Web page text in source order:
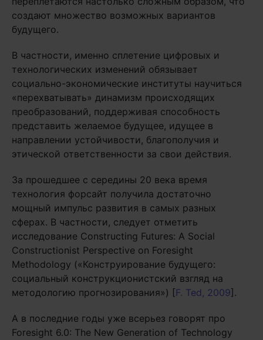
создают множество возможных вариантов
будущего.
В частности, именно сплетение цифровых и
технологических изменений обязывает
социально-экономические институты научиться
«перехватывать» динамизм происходящих
преобразований, поддерживая способность
представить желаемое будущее, идущее в
направлении устойчивости, благополучия и
этической ответственности за свои действия.
За прошедшее с середины 20 века время
технология форсайт получила достаточно
мощный импульс развития в самых разных
сферах. В частности, следует отметить
исследование Constructing Futures: A Social
Constructionist Perspective on Foresight
Methodology («Конструирование будущего:
социальный конструкционистский взгляд на
методологию прогнозирования») [F. Ted, 2009].
А в последние годы уже всерьез говорят про
Foresight 6.0: The New Generation of Technology